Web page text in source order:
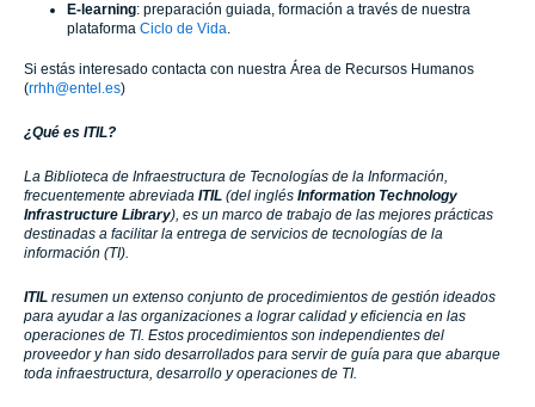
E-learning: preparación guiada, formación a través de nuestra
plataforma Ciclo de Vida.
Si estás interesado contacta con nuestra Área de Recursos Humanos
(rrhh@entel.es)
¿Qué es ITIL?
La Biblioteca de Infraestructura de Tecnologías de la Información,
frecuentemente abreviada ITIL (del inglés Information Technology
Infrastructure Library), es un marco de trabajo de las mejores prácticas
destinadas a facilitar la entrega de servicios de tecnologías de la
información (TI).
ITIL resumen un extenso conjunto de procedimientos de gestión ideados
para ayudar a las organizaciones a lograr calidad y eficiencia en las
operaciones de TI. Estos procedimientos son independientes del
proveedor y han sido desarrollados para servir de guía para que abarque
toda infraestructura, desarrollo y operaciones de TI.